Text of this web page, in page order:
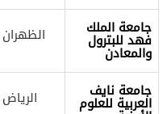
جامعة الملك
فهد للبترول
والمعادن
الظهران
جامعة نايف
العربية للعلوم الرياض